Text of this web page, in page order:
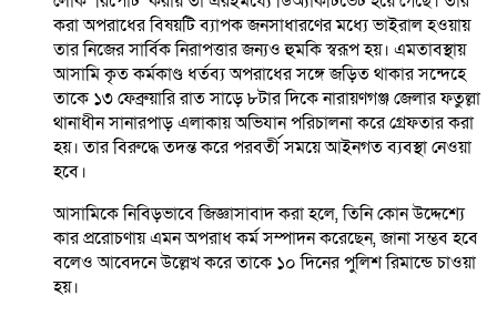
করা অপরাধের বিষয়টি ব্যাপক জনসাধারণের মধ্যে ভাইরাল হওয়ায়
তার নিজের সার্বিক নিরাপত্তার জন্যও হুমকি স্বরূপ হয়। এমতাবস্থায়
আসামি কৃত কর্মকাণ্ড ধর্তব্য অপরাধের সঙ্গে জড়িত থাকার সন্দেহে
তাকে ১৩ ফেব্রুয়ারি রাত সাড়ে ৮টার দিকে নারায়ণগঞ্জ জেলার ফতুল্লা
থানাধীন সানারপাড় এলাকায় অভিযান পরিচালনা করে গ্রেফতার করা
হয়। তার বিরুদ্ধে তদন্ত করে পরবর্তী সময়ে আইনগত ব্যবস্থা নেওয়া
হবে।
আসামিকে নিবিড়ভাবে জিজ্ঞাসাবাদ করা হলে, তিনি কোন উদ্দেশ্যে
কার প্ররোচণায় এমন অপরাধ কর্ম সম্পাদন করেছেন, জানা সম্ভব হবে
বলেও আবেদনে উল্লেখ করে তাকে ১০ দিনের পুলিশ রিমান্ডে চাওয়া
হয়।